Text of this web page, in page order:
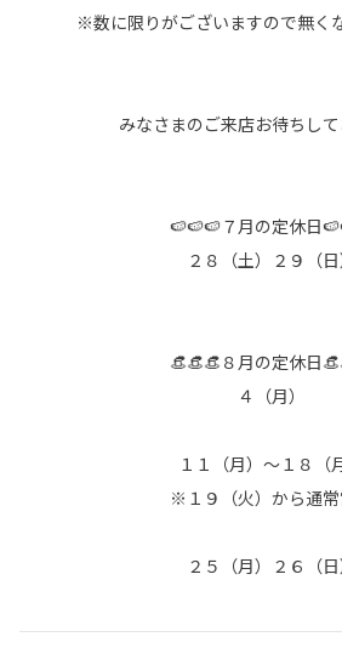
※数に限りがございますので無く
みなさまのご来店お待ちして
🍉🍉🍉７月の定休日
２８（土）２９（日
👒👒👒８月の定休日
４（月）
１１（月）～１８（月
※１９（火）から通
２５（月）２６（日